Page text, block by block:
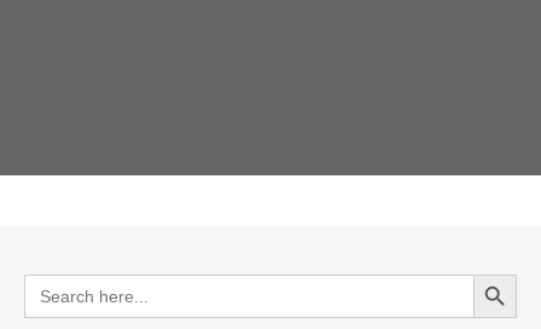
Search
for:
Search Button